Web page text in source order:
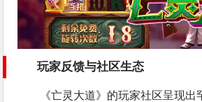
玩家反馈与社区生态
《亡灵大道》的玩家社区呈现出